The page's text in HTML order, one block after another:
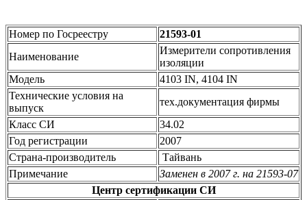
Номер по Госреестру
21593-01
Наименование
Измерители сопротивления
изоляции
Модель
4103 IN, 4104 IN
Технические условия на
выпуск
тех.документация фирмы
Класс СИ
34.02
Год регистрации
2007
Страна-производитель
Тайвань
Примечание
Заменен в 2007 г. на 21593-07
Центр сертификации СИ